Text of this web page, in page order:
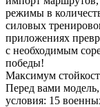
режимы в
силовых
приложениях
с необходимым
победы!
Максимум
Перед вами
условия: 15